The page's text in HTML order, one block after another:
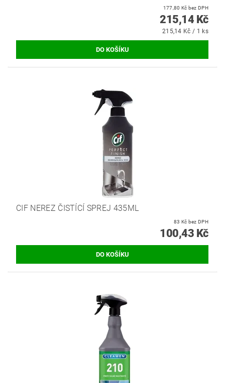
177,80 Kč bez DPH
215,14 Kč
215,14 Kč / 1 ks
CIF NEREZ ČISTÍCÍ SPREJ 435ML
83 Kč bez DPH
100,43 Kč